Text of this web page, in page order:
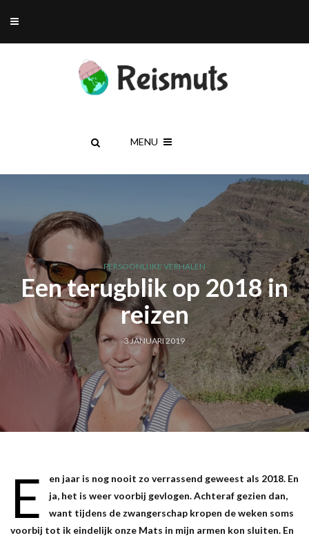
MENU
PERSOONLIJKE VERHALEN
Een terugblik op 2018 in
reizen
3 JANUARI 2019
E
en jaar is nog nooit zo verrassend geweest als 2018. En
ja, het is weer voorbij gevlogen. Achteraf gezien dan,
want tijdens de zwangerschap kropen de weken soms
voorbij tot ik eindelijk onze Mats in mijn armen kon sluiten. En